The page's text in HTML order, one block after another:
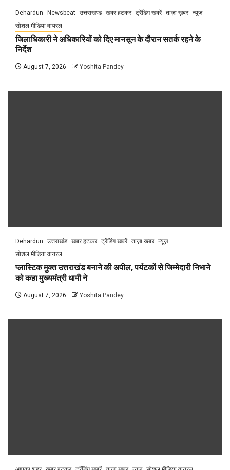
Dehardun Newsbeat उत्तराखण्ड खबर हटकर ट्रेंडिंग खबरें ताज़ा ख़बर न्यूज़
सोशल मीडिया वायरल
जिलाधिकारी ने अधिकारियों को दिए मानसून के दौरान सतर्क रहने के
निर्देश
August 7, 2026 Yoshita Pandey
Dehardun उत्तराखंड खबर हटकर ट्रेंडिंग खबरें ताज़ा ख़बर न्यूज़
सोशल मीडिया वायरल
प्लास्टिक मुक्त उत्तराखंड बनाने की अपील, पर्यटकों से जिम्मेदारी निभाने
को कहा मुख्यमंत्री धामी ने
August 7, 2026 Yoshita Pandey